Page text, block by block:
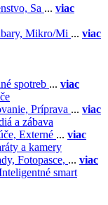
Sa ... viac
Mikro/Mi ... viac
spotreb ... viac
Príprava ... viac
a zábava
Externé ... viac
a kamery
Fotopasce, ... viac
smart